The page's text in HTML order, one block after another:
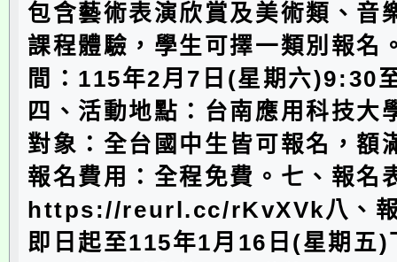
包含藝術表演欣賞及美術類、音
課程體驗，學生可擇一類別報名
間：115年2月7日(星期六)9:30
四、活動地點：台南應用科技大
對象：全台國中生皆可報名，額
報名費用：全程免費。七、報名
https://reurl.cc/rKvXVk八、報
即日起至115年1月16日(星期五)